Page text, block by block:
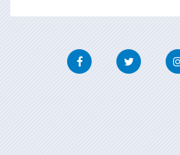
FacebookTwitter